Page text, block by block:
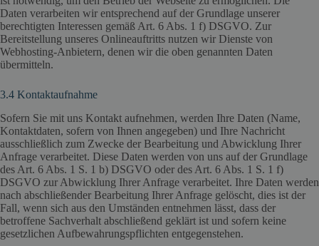
Daten verarbeiten wir entsprechend auf der Grundlage unserer
berechtigten Interessen gemäß Art. 6 Abs. 1 f) DSGVO. Zur
Bereitstellung unseres Onlineauftritts nutzen wir Dienste von
Webhosting-Anbietern, denen wir die oben genannten Daten
übermitteln.
3.4 Kontaktaufnahme
Sofern Sie mit uns Kontakt aufnehmen, werden Ihre Daten (Name,
Kontaktdaten, sofern von Ihnen angegeben) und Ihre Nachricht
ausschließlich zum Zwecke der Bearbeitung und Abwicklung Ihrer
Anfrage verarbeitet. Diese Daten werden von uns auf der Grundlage
des Art. 6 Abs. 1 S. 1 b) DSGVO oder des Art. 6 Abs. 1 S. 1 f)
DSGVO zur Abwicklung Ihrer Anfrage verarbeitet. Ihre Daten werden
nach abschließender Bearbeitung Ihrer Anfrage gelöscht, dies ist der
Fall, wenn sich aus den Umständen entnehmen lässt, dass der
betroffene Sachverhalt abschließend geklärt ist und sofern keine
gesetzlichen Aufbewahrungspflichten entgegenstehen.